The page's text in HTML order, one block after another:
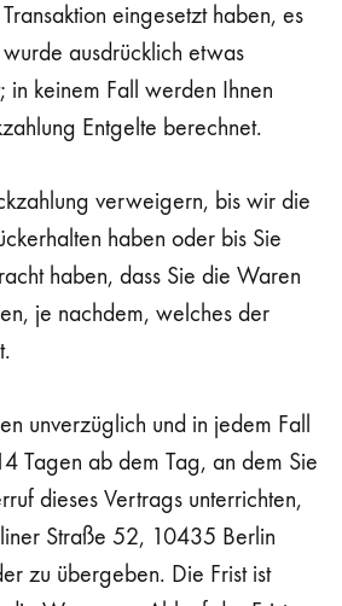
eingesetzt haben, es
ausdrücklich etwas
in keinem Fall werden Ihnen
Entgelte berechnet.
verweigern, bis wir die
haben oder bis Sie
haben, dass Sie die Waren
je nachdem, welches der
unverzüglich und in jedem Fall
Tagen ab dem Tag, an dem Sie
dieses Vertrags unterrichten,
Straße 52, 10435 Berlin
zu übergeben. Die Frist ist